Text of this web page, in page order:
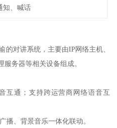
知、喊话
的对讲系统，主要由IP网络主机、
务器等相关设备组成。
互通；支持跨运营商网络语音互
播、背景音乐一体化联动。